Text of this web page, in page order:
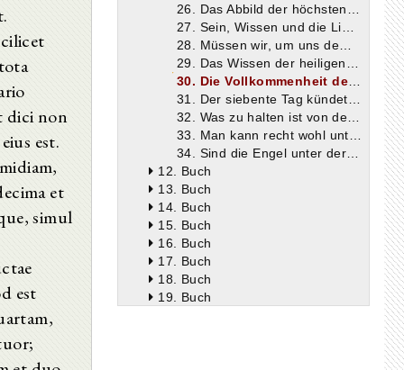
dici non
est.
et
simul
est
12. Buch
13. Buch
14. Buch
15. Buch
16. Buch
17. Buch
18. Buch
19. Buch